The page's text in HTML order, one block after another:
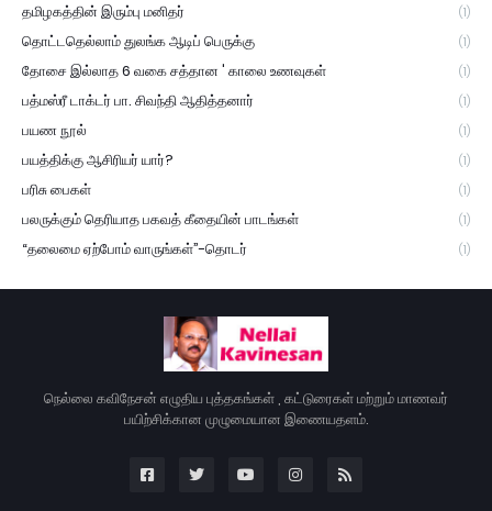
தமிழகத்தின் இரும்பு மனிதர் (1)
தொட்டதெல்லாம் துலங்க ஆடிப் பெருக்கு (1)
தோசை இல்லாத 6 வகை சத்தான ' காலை உணவுகள் (1)
பத்மஸ்ரீ டாக்டர் பா. சிவந்தி ஆதித்தனார் (1)
பயண நூல் (1)
பயத்திக்கு ஆசிரியர் யார்? (1)
பரிசு பைகள் (1)
பலருக்கும் தெரியாத பகவத் கீதையின் பாடங்கள் (1)
“தலைமை ஏற்போம் வாருங்கள்”-தொடர் (1)
நெல்லை கவிநேசன் எழுதிய புத்தகங்கள் , கட்டுரைகள் மற்றும் மாணவர்
பயிற்சிக்கான முழுமையான இணையதளம்.